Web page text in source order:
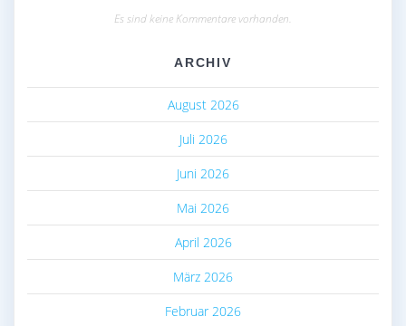
Es sind keine Kommentare vorhanden.
ARCHIV
August 2026
Juli 2026
Juni 2026
Mai 2026
April 2026
März 2026
Februar 2026